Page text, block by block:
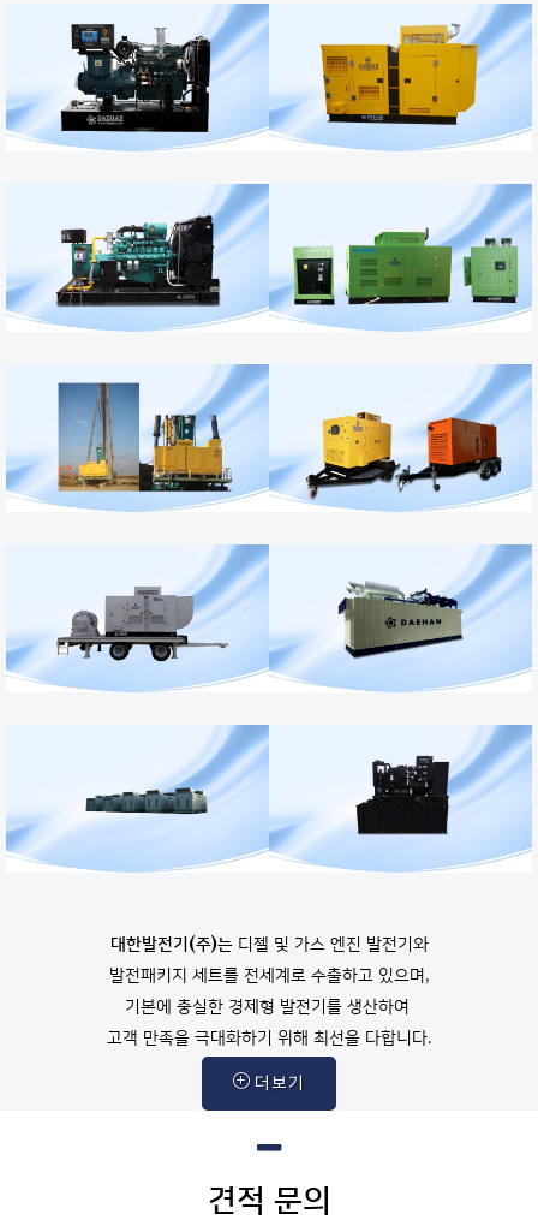
대한발전기(주)는 디젤 및 가스 엔진 발전기와
발전패키지 세트를 전세계로 수출하고 있으며,
기본에 충실한 경제형 발전기를 생산하여
고객 만족을 극대화하기 위해 최선을 다합니다.
더보기
견적 문의